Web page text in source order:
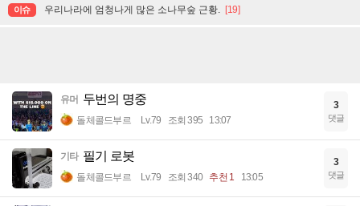
이슈 우리나라에 엄청나게 많은 소나무숲 근황. [19]
유머 두번의 명중
돌체콜드부르 Lv.79 조회 395 13:07
3
댓글
기타 필기 로봇
돌체콜드부르 Lv.79 조회 340 추천 1 13:05
3
댓글